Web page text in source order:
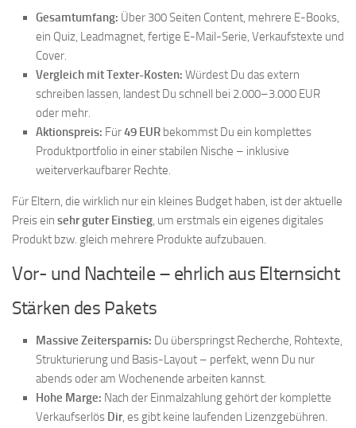
Gesamtumfang: Über 300 Seiten Content, mehrere E-Books,
ein Quiz, Leadmagnet, fertige E-Mail-Serie, Verkaufstexte und
Cover.
Vergleich mit Texter-Kosten: Würdest Du das extern
schreiben lassen, landest Du schnell bei 2.000–3.000 EUR
oder mehr.
Aktionspreis: Für49 EUR bekommst Du ein komplettes
Produktportfolio in einer stabilen Nische – inklusive
weiterverkaufbarer Rechte.
Für Eltern, die wirklich nur ein kleines Budget haben, ist der aktuelle
Preis ein sehr guter Einstieg, um erstmals ein eigenes digitales
Produkt bzw. gleich mehrere Produkte aufzubauen.
Vor- und Nachteile – ehrlich aus Elternsicht
Stärken des Pakets
Massive Zeitersparnis: Du überspringst Recherche, Rohtexte,
Strukturierung und Basis-Layout – perfekt, wenn Du nur
abends oder am Wochenende arbeiten kannst.
Hohe Marge: Nach der Einmalzahlung gehört der komplette
Verkaufserlös Dir, es gibt keine laufenden Lizenzgebühren.